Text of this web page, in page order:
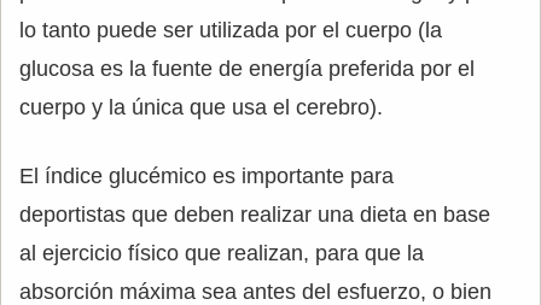
lo tanto puede ser utilizada por el cuerpo (la
glucosa es la fuente de energía preferida por el
cuerpo y la única que usa el cerebro).
El índice glucémico es importante para
deportistas que deben realizar una dieta en base
al ejercicio físico que realizan, para que la
absorción máxima sea antes del esfuerzo, o bien